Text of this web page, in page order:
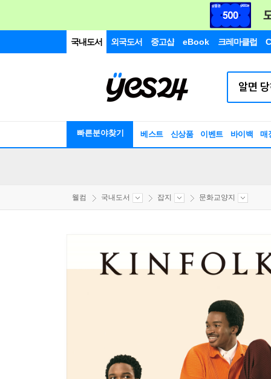
국내도서 외국도서 중고샵 eBook 크레마클럽
빠른분야찾기 베스트 신상품 이벤트 바이백 매
웰컴 국내도서 잡지 문화교양지